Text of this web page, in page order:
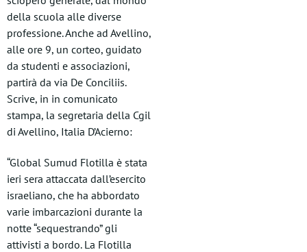
della scuola alle diverse
professione. Anche ad Avellino,
alle ore 9, un corteo, guidato
da studenti e associazioni,
partirà da via De Conciliis.
Scrive, in in comunicato
stampa, la segretaria della Cgil
di Avellino, Italia D’Acierno:
“Global Sumud Flotilla è stata
ieri sera attaccata dall’esercito
israeliano, che ha abbordato
varie imbarcazioni durante la
notte “sequestrando” gli
attivisti a bordo. La Flotilla